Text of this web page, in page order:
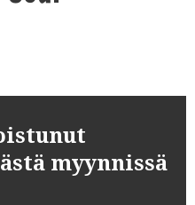
myynnissä